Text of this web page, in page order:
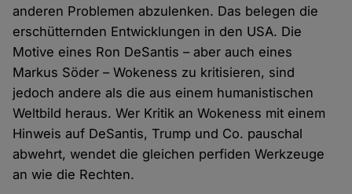
anderen Problemen abzulenken. Das belegen die
erschütternden Entwicklungen in den USA. Die
Motive eines Ron DeSantis – aber auch eines
Markus Söder – Wokeness zu kritisieren, sind
jedoch andere als die aus einem humanistischen
Weltbild heraus. Wer Kritik an Wokeness mit einem
Hinweis auf DeSantis, Trump und Co. pauschal
abwehrt, wendet die gleichen perfiden Werkzeuge
an wie die Rechten.